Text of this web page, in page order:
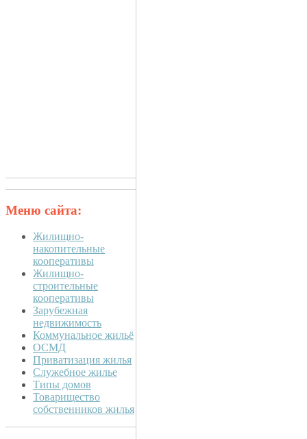
Меню сайта:
Жилищно-
накопительные
кооперативы
Жилищно-
строительные
кооперативы
Зарубежная
недвижимость
Коммунальное жильё
ОСМД
Приватизация жилья
Служебное жилье
Типы домов
Товарищество
собственников жилья